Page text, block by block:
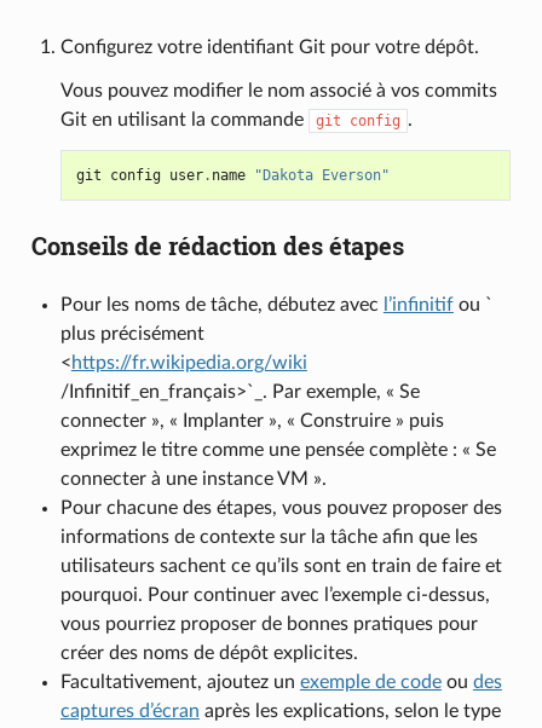
Configurez votre identifiant Git pour votre dépôt.
Vous pouvez modifier le nom associé à vos commits
Git en utilisant la commande
git config .
git config user. name "Dakota Everson"
Conseils de rédaction des étapes
Pour les noms de tâche, débutez avec l’infinitifou `
plus précisément
<https://fr.wikipedia.org/wiki
/Infinitif_en_français>`_. Par exemple, « Se
connecter », « Implanter », « Construire » puis
exprimez le titre comme une pensée complète : « Se
connecter à une instance VM ».
Pour chacune des étapes, vous pouvez proposer des
informations de contexte sur la tâche afin que les
utilisateurs sachent ce qu’ils sont en train de faire et
pourquoi. Pour continuer avec l’exemple ci-dessus,
vous pourriez proposer de bonnes pratiques pour
créer des noms de dépôt explicites.
Facultativement, ajoutez un exemple de codeou des
captures d’écran après les explications, selon le type